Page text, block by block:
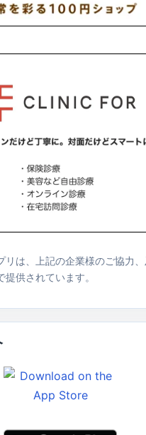
リは、上記の企業様のご協力
提供されています。